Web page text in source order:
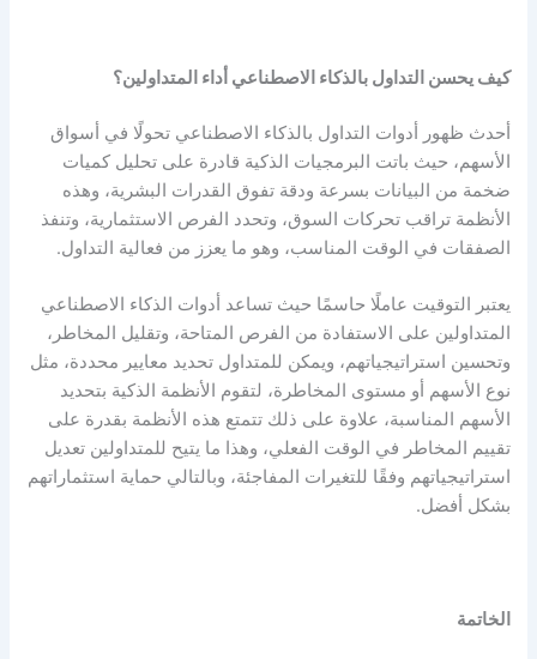
كيف يحسن التداول بالذكاء الاصطناعي أداء المتداولين؟
أحدث ظهور أدوات التداول بالذكاء الاصطناعي تحولًا في أسواق
الأسهم، حيث باتت البرمجيات الذكية قادرة على تحليل كميات
ضخمة من البيانات بسرعة ودقة تفوق القدرات البشرية، وهذه
الأنظمة تراقب تحركات السوق، وتحدد الفرص الاستثمارية، وتنفذ
الصفقات في الوقت المناسب، وهو ما يعزز من فعالية التداول.
يعتبر التوقيت عاملًا حاسمًا حيث تساعد أدوات الذكاء الاصطناعي
المتداولين على الاستفادة من الفرص المتاحة، وتقليل المخاطر،
وتحسين استراتيجياتهم، ويمكن للمتداول تحديد معايير محددة، مثل
نوع الأسهم أو مستوى المخاطرة، لتقوم الأنظمة الذكية بتحديد
الأسهم المناسبة، علاوة على ذلك تتمتع هذه الأنظمة بقدرة على
تقييم المخاطر في الوقت الفعلي، وهذا ما يتيح للمتداولين تعديل
استراتيجياتهم وفقًا للتغيرات المفاجئة، وبالتالي حماية استثماراتهم
بشكل أفضل.
الخاتمة